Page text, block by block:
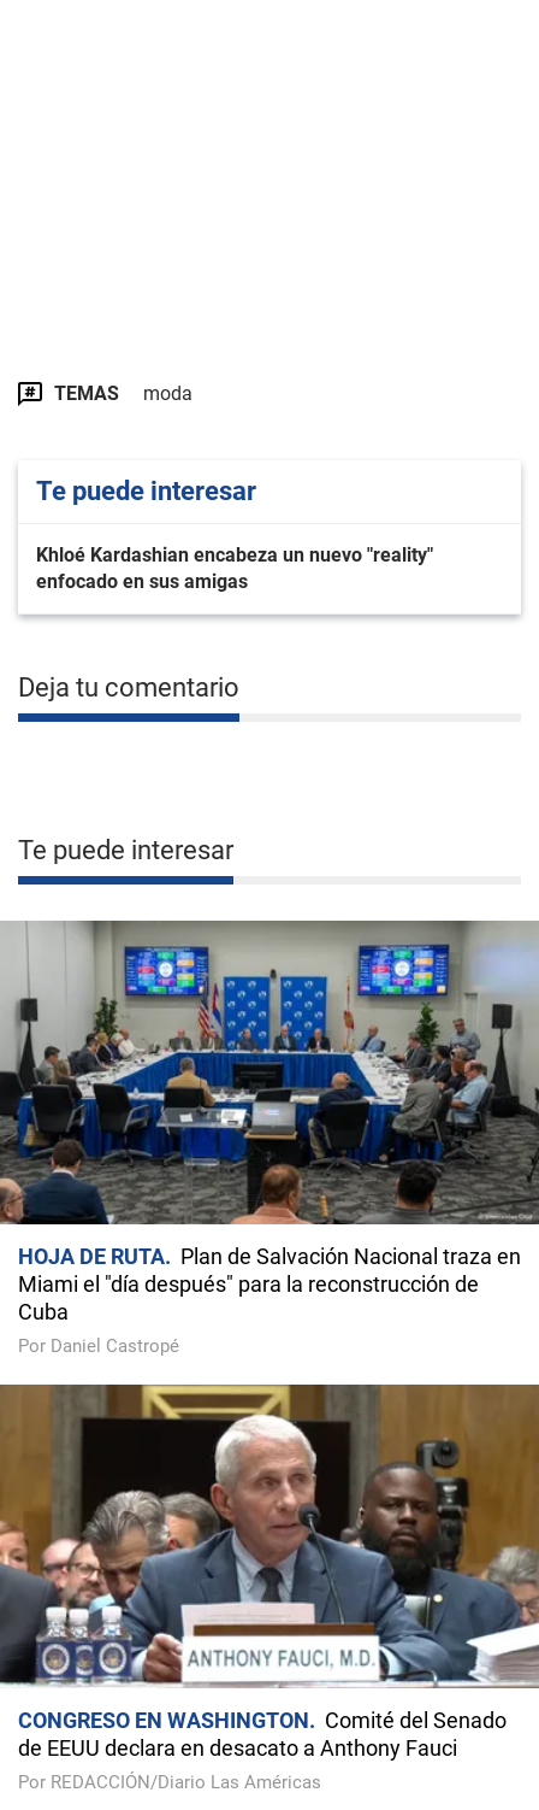
TEMAS moda
Te puede interesar
Khloé Kardashian encabeza un nuevo "reality"
enfocado en sus amigas
Deja tu comentario
Te puede interesar
HOJA DE RUTA
Plan de Salvación Nacional traza en
Miami el "día después" para la reconstrucción de
Cuba
Por Daniel Castropé
CONGRESO EN WASHINGTON
Comité del Senado
de EEUU declara en desacato a Anthony Fauci
Por REDACCIÓN/Diario Las Américas